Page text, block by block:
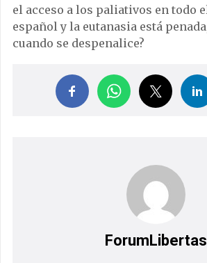
el acceso a los paliativos en todo
español y la eutanasia está
cuando se despenalice?
ForumLibertas